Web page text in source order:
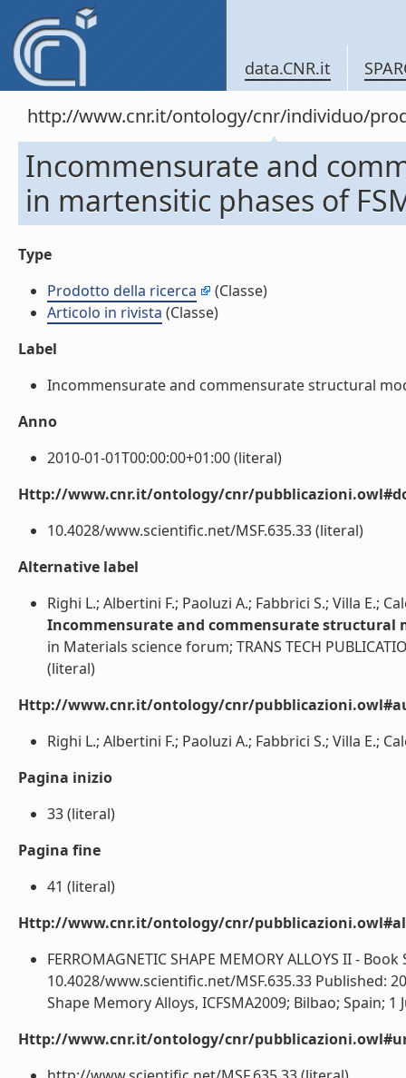
data.CNR.it
http://www.cnr.it/ontology/cnr/individuo/
Incommensurate and
in martensitic phases of
Type
Prodotto della ricerca
(Classe)
Articolo in rivista (Classe)
Label
Incommensurate and commensurate structural
Anno
2010-01-01T00:00:00+01:00 (literal)
Http://www.cnr.it/ontology/cnr/
10.4028/www.scientific.net/MSF.635.33 (literal)
Alternative label
Righi L.; Albertini F.; Paoluzi A.; Fabbrici S.; Villa E.;
Incommensurate and commensurate structural
in Materials science forum; TRANS TECH
(literal)
Http://www.cnr.it/ontology/cnr/
Righi L.; Albertini F.; Paoluzi A.; Fabbrici S.; Villa E.;
Pagina inizio
33 (literal)
Pagina fine
41 (literal)
Http://www.cnr.it/ontology/cnr/
FERROMAGNETIC SHAPE MEMORY ALLOYS II -
10.4028/www.scientific.net/MSF.635.33 Published:
Shape Memory Alloys, ICFSMA2009; Bilbao; Spain;
Http://www.cnr.it/ontology/cnr/